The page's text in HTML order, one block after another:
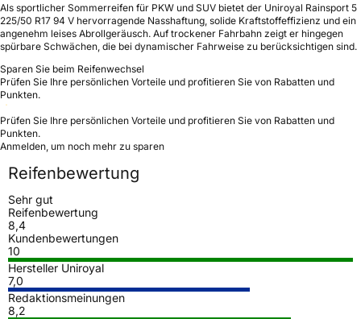
Als sportlicher Sommerreifen für PKW und SUV bietet der Uniroyal Rainsport 5
225/50 R17 94 V hervorragende Nasshaftung, solide Kraftstoffeffizienz und ein
angenehm leises Abrollgeräusch. Auf trockener Fahrbahn zeigt er hingegen
spürbare Schwächen, die bei dynamischer Fahrweise zu berücksichtigen sind.
Sparen Sie beim Reifenwechsel
Prüfen Sie Ihre persönlichen Vorteile und profitieren Sie von Rabatten und
Punkten.
Prüfen Sie Ihre persönlichen Vorteile und profitieren Sie von Rabatten und
Punkten.
Anmelden, um noch mehr zu sparen
Reifenbewertung
Sehr gut
Reifenbewertung
8,4
Kundenbewertungen
10
Hersteller Uniroyal
7,0
Redaktionsmeinungen
8,2